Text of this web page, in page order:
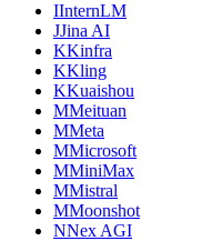
IInternLM
JJina AI
KKinfra
KKling
KKuaishou
MMeituan
MMeta
MMicrosoft
MMiniMax
MMistral
MMoonshot
NNex AGI